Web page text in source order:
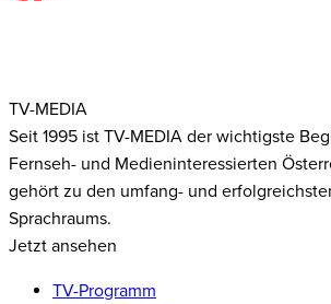
TV-MEDIA
Seit 1995 ist TV-MEDIA der wichtigste
Fernseh- und Medieninteressierten
gehört zu den umfang- und
Sprachraums.
Jetzt ansehen
TV-Programm